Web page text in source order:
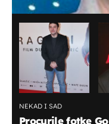
NEKAD I SAD
Procurile fotke